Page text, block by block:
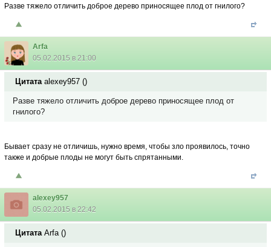
Разве тяжело отличить доброе дерево приносящее плод от гнилого?
Arfa
05.02.2015 в 21:00
Цитата alexey957 ()
Разве тяжело отличить доброе дерево приносящее плод от
гнилого?
Бывает сразу не отличишь, нужно время, чтобы зло проявилось, точно
также и добрые плоды не могут быть спрятанными.
alexey957
05.02.2015 в 22:42
Цитата Arfa()